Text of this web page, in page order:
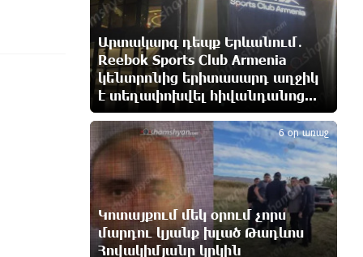
շուրջ 7 հազարով ավելացել է
8 ժամ առաջ
Իսրայելի ՊԲ-ն հարձակվել է
Լիբանանում «Հըզբոլլահ»-ի
հրամանատարական կետերի և
պահեստների վրա
8 ժամ առաջ
«Ռեալ Մադրիդ»-ն ու «ՌԲ
Լայպցիգը» համաձայնության են
եկել Յան Դիոմանդեի տրանսֆերի
վերաբերյալ
Արտակարգ դեպք Երևանում․
Reebok Sports Club Armenia
կենտրոնից երիտասարդ աղջիկ
է տեղափոխվել հիվանդանոց...
Կոտայքում մեկ օրում չորս
մարդու կյանք խլած Թադևոս
Հովակիմյանը կրկին
6 օր առաջ
5